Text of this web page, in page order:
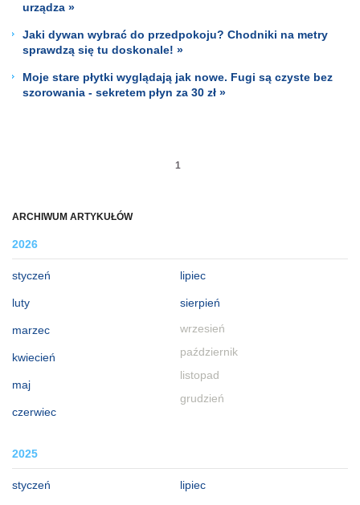
ARCHIWUM ARTYKUŁÓW
2026
styczeń
luty
marzec
kwiecień
maj
czerwiec
lipiec
sierpień
wrzesień
październik
listopad
grudzień
2025
styczeń lipiec
urządza »
Jaki dywan wybrać do przedpokoju? Chodniki na metry
sprawdzą się tu doskonale! »
Moje stare płytki wyglądają jak nowe. Fugi są czyste bez
szorowania - sekretem płyn za 30 zł »
1